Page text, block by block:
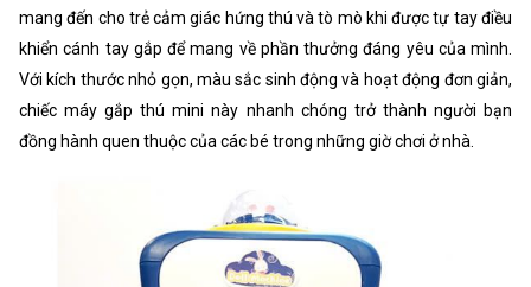
mang đến cho trẻ cảm giác hứng thú và tò mò khi được tự tay điều
khiển cánh tay gắp để mang về phần thưởng đáng yêu của mình.
Với kích thước nhỏ gọn, màu sắc sinh động và hoạt động đơn giản,
chiếc máy gắp thú mini này nhanh chóng trở thành người bạn
đồng hành quen thuộc của các bé trong những giờ chơi ở nhà.